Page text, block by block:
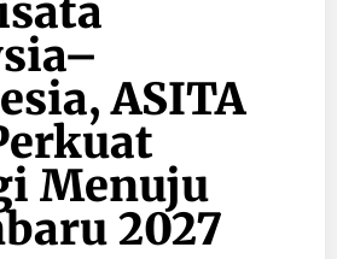
ASITA
Menuju
2027